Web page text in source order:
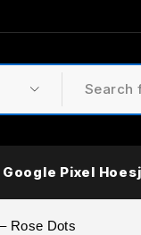
Google Pixel
Rose Dots